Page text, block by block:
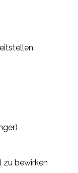
zu bewirken